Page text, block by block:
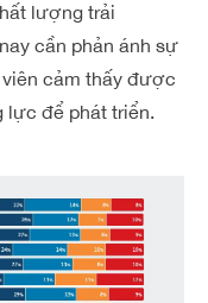
lượng trải
cần phản ánh sự
cảm thấy được
lực để phát triển.